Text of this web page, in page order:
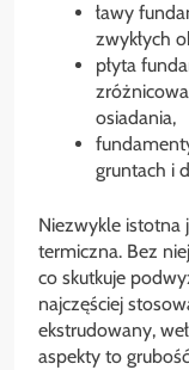
ławy
zwykłych
płyta
osiadania,
gruntach i
Niezwykle istotna
termiczna. Bez
co skutkuje
najczęściej
ekstrudowany,
aspekty to